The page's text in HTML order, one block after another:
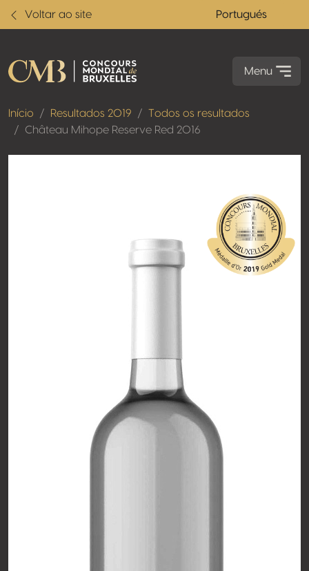
Voltar ao site Portugués
Menu
Início Resultados 2019
Todos os resultados
Château Mihope Reserve Red 2016